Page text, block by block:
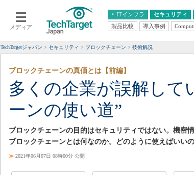
メディア
ITインフラ
クラウド
スマートモバイル
ネットワーク
システム運用管理
セキュリティ
エンタープライズAI
ERP
CX
情報系システム
経営
製品比較 導入事例
TechTargetジャパン セキュリティ ブロックチェーン 技術解説
多くの企業が誤解して
ーンの使い道”
ブロックチェーンの真価とは【前編】
ブロックチェーンの目的はセキュリティではない。機密
ブロックチェーンとは何なのか。どのように使えばいい
≫ 2021年06月07日 08時00分 公開